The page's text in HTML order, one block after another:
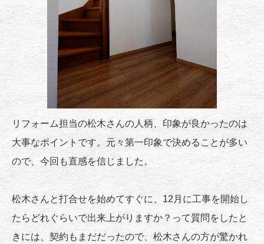
リフォーム担当の松木さんの人柄、印象が良かったのは
大事なポイントです。元々第一印象で決めることが多い
ので、今回も直感を信じました。
松木さんと打合せを始めてすぐに、12月に工事を開始し
たらどれぐらいで出来上がりますか？って質問をしたと
きには、契約もまだだったので、松木さんの方が驚かれ